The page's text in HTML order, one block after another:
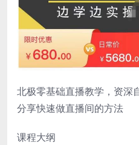
北极零基础直播教学，资深
分享快速做直播间的方法
课程大纲